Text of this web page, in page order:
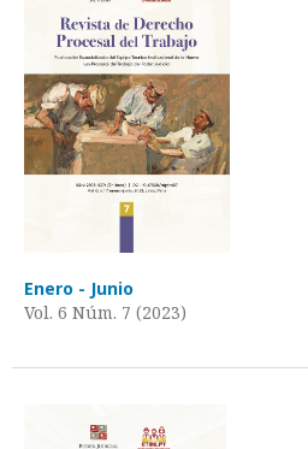
Enero - Junio
Vol. 6 Núm. 7 (2023)